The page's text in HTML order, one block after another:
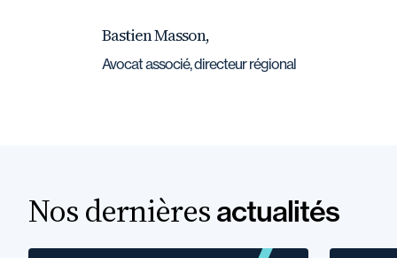
Bastien Masson,
Avocat associé, directeur régional
Nos dernières actualités